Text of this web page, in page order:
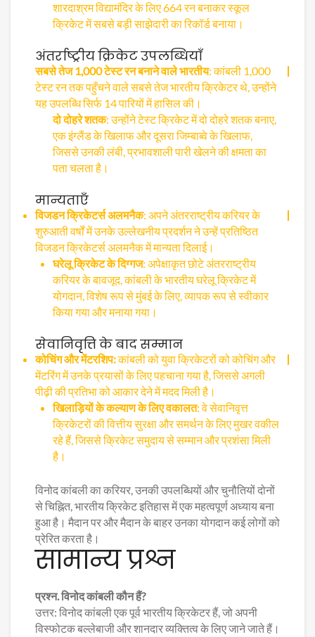
शारदाश्रम विद्यामंदिर के लिए 664 रन बनाकर स्कूल
क्रिकेट में सबसे बड़ी साझेदारी का रिकॉर्ड बनाया।
अंतर्राष्ट्रीय क्रिकेट उपलब्धियाँ
सबसे तेज 1,000 टेस्ट रन बनाने वाले भारतीय: कांबली 1,000
टेस्ट रन तक पहुँचने वाले सबसे तेज भारतीय क्रिकेटर थे, उन्होंने
यह उपलब्धि सिर्फ 14 पारियों में हासिल की।
दो दोहरे शतक: उन्होंने टेस्ट क्रिकेट में दो दोहरे शतक बनाए,
एक इंग्लैंड के खिलाफ और दूसरा जिम्बाब्वे के खिलाफ,
जिससे उनकी लंबी, प्रभावशाली पारी खेलने की क्षमता का
पता चलता है।
मान्यताएँ
विजडन क्रिकेटर्स अलमनैक: अपने अंतरराष्ट्रीय करियर के
शुरुआती वर्षों में उनके उल्लेखनीय प्रदर्शन ने उन्हें प्रतिष्ठित
विजडन क्रिकेटर्स अलमनैक में मान्यता दिलाई।
घरेलू क्रिकेट के दिग्गज: अपेक्षाकृत छोटे अंतरराष्ट्रीय
करियर के बावजूद, कांबली के भारतीय घरेलू क्रिकेट में
योगदान, विशेष रूप से मुंबई के लिए, व्यापक रूप से स्वीकार
किया गया और मनाया गया।
सेवानिवृत्ति के बाद सम्मान
कोचिंग और मेंटरशिप:कांबली को युवा क्रिकेटरों को कोचिंग और
मेंटरिंग में उनके प्रयासों के लिए पहचाना गया है, जिससे अगली
पीढ़ी की प्रतिभा को आकार देने में मदद मिली है।
खिलाड़ियों के कल्याण के लिए वकालत: वे सेवानिवृत्त
क्रिकेटरों की वित्तीय सुरक्षा और समर्थन के लिए मुखर वकील
रहे हैं, जिससे क्रिकेट समुदाय से सम्मान और प्रशंसा मिली
है।
विनोद कांबली का करियर, उनकी उपलब्धियों और चुनौतियों दोनों
से चिह्नित, भारतीय क्रिकेट इतिहास में एक महत्वपूर्ण अध्याय बना
हुआ है। मैदान पर और मैदान के बाहर उनका योगदान कई लोगों को
प्रेरित करता है।
सामान्य प्रश्न
प्रश्न. विनोद कांबली कौन हैं?
उत्तर: विनोद कांबली एक पूर्व भारतीय क्रिकेटर हैं, जो अपनी
विस्फोटक बल्लेबाजी और शानदार व्यक्तित्व के लिए जाने जाते हैं।